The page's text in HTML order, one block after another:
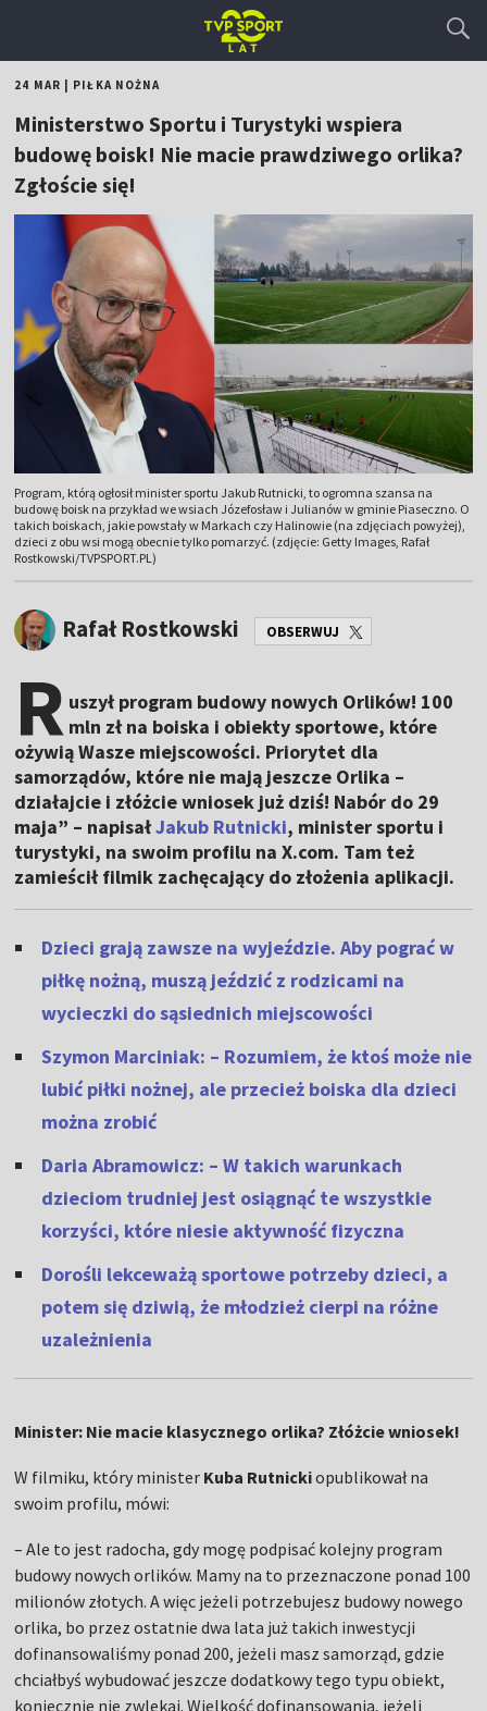
24 MAR PIŁKA NOŻNA
Ministerstwo Sportu i Turystyki wspiera
budowę boisk! Nie macie prawdziwego orlika?
Zgłoście się!
Program, którą ogłosił minister sportu Jakub Rutnicki, to ogromna szansa na
budowę boisk na przykład we wsiach Józefosław i Julianów w gminie Piaseczno. O
takich boiskach, jakie powstały w Markach czy Halinowie (na zdjęciach powyżej),
dzieci z obu wsi mogą obecnie tylko pomarzyć. (zdjęcie: Getty Images, Rafał
Rostkowski/TVPSPORT.PL)
Rafał Rostkowski OBSERWUJ
R uszył program budowy nowych Orlików! 100
mln zł na boiska i obiekty sportowe, które
ożywią Wasze miejscowości. Priorytet dla
samorządów, które nie mają jeszcze Orlika –
działajcie i złóżcie wniosek już dziś! Nabór do 29
maja” – napisałJakub Rutnicki, minister sportu i
turystyki, na swoim profilu na X.com. Tam też
zamieścił filmik zachęcający do złożenia aplikacji.
Dzieci grają zawsze na wyjeździe. Aby pograć w
piłkę nożną, muszą jeździć z rodzicami na
wycieczki do sąsiednich miejscowości
Szymon Marciniak: – Rozumiem, że ktoś może nie
lubić piłki nożnej, ale przecież boiska dla dzieci
można zrobić
Daria Abramowicz: – W takich warunkach
dzieciom trudniej jest osiągnąć te wszystkie
korzyści, które niesie aktywność fizyczna
Dorośli lekceważą sportowe potrzeby dzieci, a
potem się dziwią, że młodzież cierpi na różne
uzależnienia
Minister: Nie macie klasycznego orlika? Złóżcie wniosek!
W filmiku, który minister Kuba Rutnickiopublikował na
swoim profilu, mówi:
– Ale to jest radocha, gdy mogę podpisać kolejny program
budowy nowych orlików. Mamy na to przeznaczone ponad 100
milionów złotych. A więc jeżeli potrzebujesz budowy nowego
orlika, bo przez ostatnie dwa lata już takich inwestycji
dofinansowaliśmy ponad 200, jeżeli masz samorząd, gdzie
chciałbyś wybudować jeszcze dodatkowy tego typu obiekt,
koniecznie nie zwlekaj. Wielkość dofinansowania, jeżeli